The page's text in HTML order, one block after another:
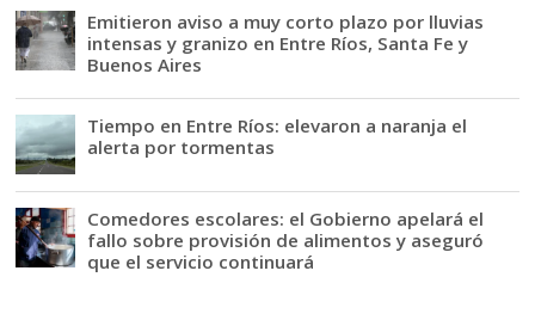
Emitieron aviso a muy corto plazo por lluvias
intensas y granizo en Entre Ríos, Santa Fe y
Buenos Aires
Tiempo en Entre Ríos: elevaron a naranja el
alerta por tormentas
Comedores escolares: el Gobierno apelará el
fallo sobre provisión de alimentos y aseguró
que el servicio continuará